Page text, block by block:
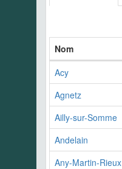
Nom
Acy
Agnetz
Ailly-sur-Somme
Andelain
Any-Martin-Rieux